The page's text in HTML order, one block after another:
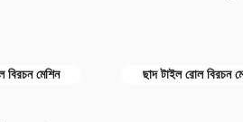
বিরচন মেশিন ছাদ টাইল রোল বিরচন